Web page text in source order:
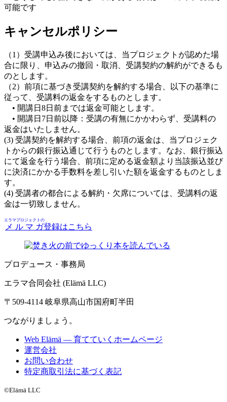
可能です
キャンセルポリシー
（1）受講申込み後においては、当プロジェクトが認めた場
合に限り、申込みの撤回・取消、受講契約の解約ができるも
のとします。
（2）前項に基づき受講契約を解約する場合、以下の基準に
従って、受講料の返金をするものとします。
• 開講日8日前までは返金可能とします。
• 開講日7日前以降：受講の有無にかかわらず、受講料の
返金はいたしません。
(3) 受講契約を解約する場合、前項の返金は、当プロジェク
トからの銀行振込通じて行うものとします。なお、銀行振込
にて返金を行う場合、前項に定める返金額より当該振込並び
に決済にかかる手数料を差し引いた額を返金するものとしま
す。
(4) 受講者の都合による解約・欠席については、受講料の返
金は一切致しません。
メルマガ
エラマプロジェクトの
登録はこちら
プロデュース・事務局
エラマ合同会社 (Elämä LLC)
〒509-4114 岐阜県高山市国府町半田
つながりましょう。
Web Elämä — 育てていくホームページ
運営会社
お問い合わせ
特定商取引法に基づく表記
©Elämä LLC